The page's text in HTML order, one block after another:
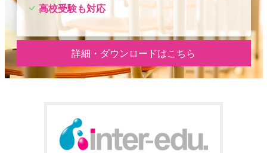
高校受験も対応
詳細・ダウンロードはこちら